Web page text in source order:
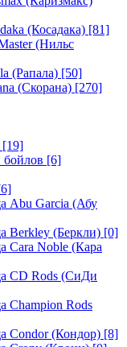
(Косадака) [81]
(Нильс
(Рапала) [50]
(Скорана) [270]
[19]
[6]
Abu Garcia (Абу
Berkley (Беркли) [0]
Cara Noble (Кара
CD Rods (СиДи
Champion Rods
Condor (Кондор) [8]